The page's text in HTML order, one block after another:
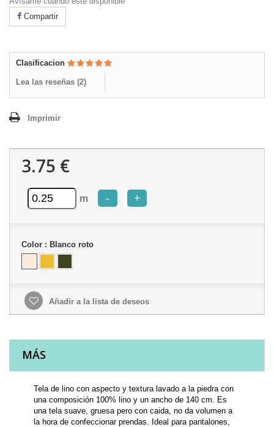
Compartir
Clasificacion
Lea las reseñas (2)
Imprimir
3.75 €
m - +
Color : Blanco roto
Añadir a la lista de deseos
MÁS
Tela de lino con aspecto y textura lavado a la piedra con
una composición 100% lino y un ancho de 140 cm. Es
una tela suave, gruesa pero con caida, no da volumen a
la hora de confeccionar prendas. Ideal para pantalones,